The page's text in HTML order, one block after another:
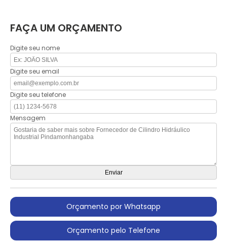
FAÇA UM ORÇAMENTO
Digite seu nome
Digite seu email
Digite seu telefone
Mensagem
Orçamento por Whatsapp
Orçamento pelo Telefone